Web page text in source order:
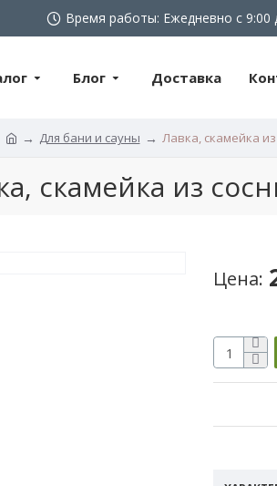
Время работы: Ежедневно с 9:00
Блог Доставка
Для бани и сауны Лавка, скамейка
скамейка из
Цена: